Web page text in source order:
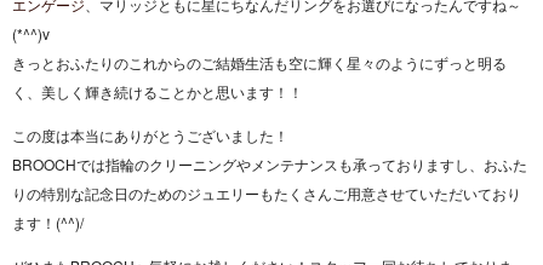
エンゲージ 、マリッジともに星にちなんだリングをお選びになったんですね～
(*^^)v
きっとおふたりのこれからのご結婚生活も空に輝く星々のようにずっと明る
く、美しく輝き続けることかと思います！！
この度は本当にありがとうございました！
BROOCHでは指輪のクリーニングやメンテナンスも承っておりますし、おふた
りの特別な記念日のためのジュエリーもたくさんご用意させていただいており
ます！(^^)/